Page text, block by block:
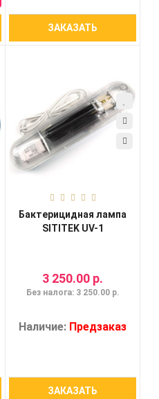
ЗАКАЗАТЬ
Бактерицидная лампа
SITITEK UV-1
3 250.00 р.
Без налога: 3 250.00 р.
Наличие: Предзаказ
ЗАКАЗАТЬ